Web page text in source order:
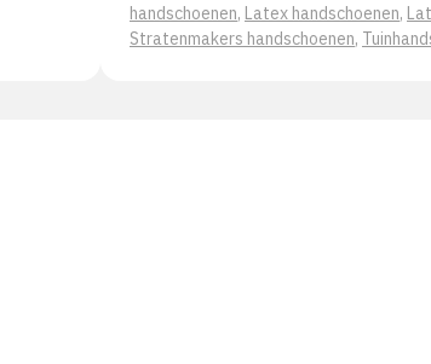
handschoenen, Latex handschoenen,
Stratenmakers handschoenen,